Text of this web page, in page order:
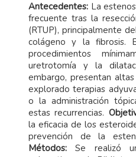
Antecedentes: La
frecuente tras la
(RTUP), principalmente
colágeno y la fibrosis.
procedimientos
uretrotomía y la
embargo, presentan
explorado terapias
o la administración
estas recurrencias.
la eficacia de los
prevención de la
Métodos:Se realizó